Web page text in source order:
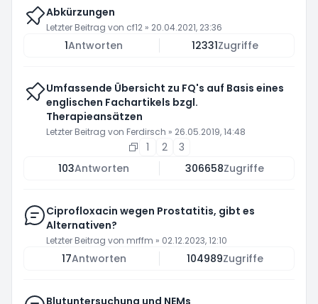
Abkürzungen
Letzter Beitrag von cf12 » 20.04.2021, 23:36
1Antworten 12331Zugriffe
Umfassende Übersicht zu FQ's auf Basis eines
englischen Fachartikels bzgl.
Therapieansätzen
Letzter Beitrag von Ferdirsch » 26.05.2019, 14:48
1 2
3
103Antworten 306658Zugriffe
Ciprofloxacin wegen Prostatitis, gibt es
Alternativen?
Letzter Beitrag von mrffm » 02.12.2023, 12:10
17Antworten 104989Zugriffe
Blutuntersuchung und NEMs